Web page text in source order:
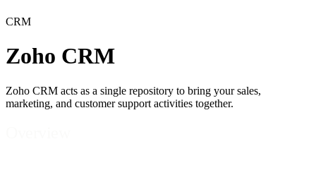
CRM
Zoho CRM
Zoho CRM acts as a single repository to bring your sales,
marketing, and customer support activities together.